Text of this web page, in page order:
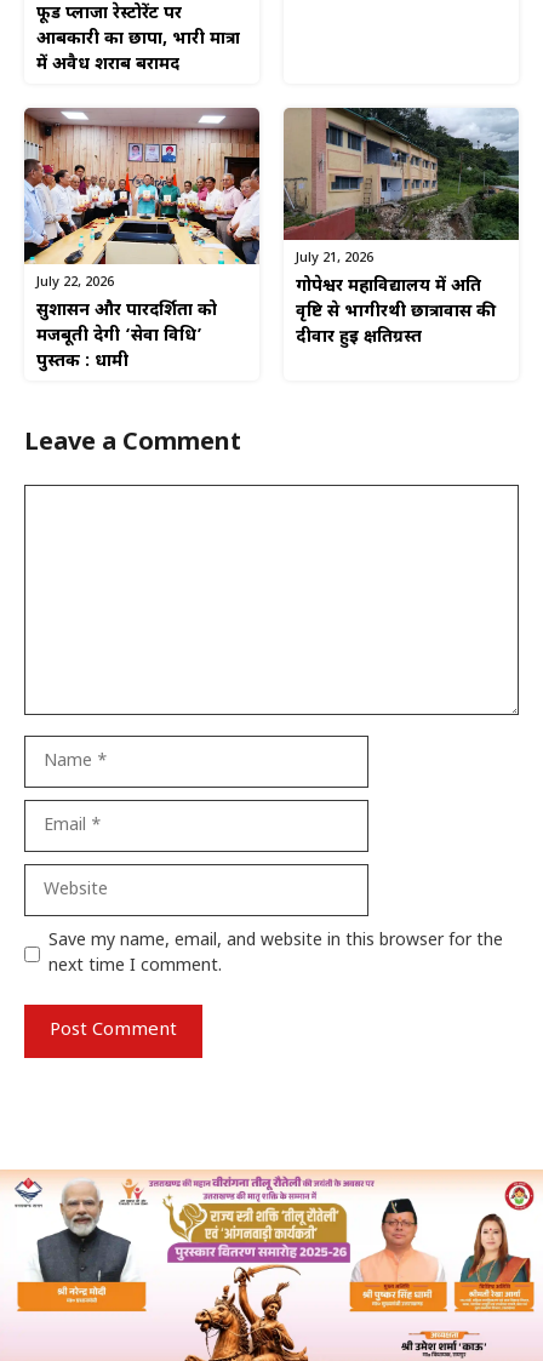
फूड प्लाजा रेस्टोरेंट पर
आबकारी का छापा, भारी मात्रा
में अवैध शराब बरामद
July 22, 2026
सुशासन और पारदर्शिता को
मजबूती देगी ‘सेवा विधि’
पुस्तक : धामी
July 21, 2026
गोपेश्वर महाविद्यालय में अति
वृष्टि से भागीरथी छात्रावास की
दीवार हुई क्षतिग्रस्त
Leave a Comment
Website
Save my name, email, and website in this browser for the
next time I comment.